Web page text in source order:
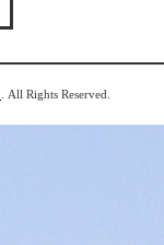
. All Rights Reserved.